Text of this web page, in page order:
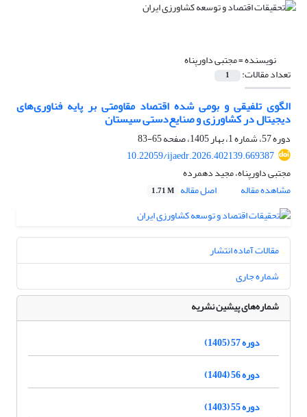
نویسنده =مجتبی داورپناه
تعداد مقالات: 1
الگوی تلفیقی و بومی شده اقتصاد مقاومتی بر پایه فناوری‌های
دیجیتال در کشاورزی و صنایع‌دستی سیستان
دوره 57، شماره 1، بهار 1405، صفحه
65-83
10.22059/ijaedr.2026.402139.669387
مجتبی داورپناه، مجید دهمرده
مشاهده مقاله
اصل مقاله 1.71 M
مقالات آماده انتشار
شماره جاری
شماره‌های پیشین نشریه
دوره 57 (1405)
دوره 56 (1404)
دوره 55 (1403)